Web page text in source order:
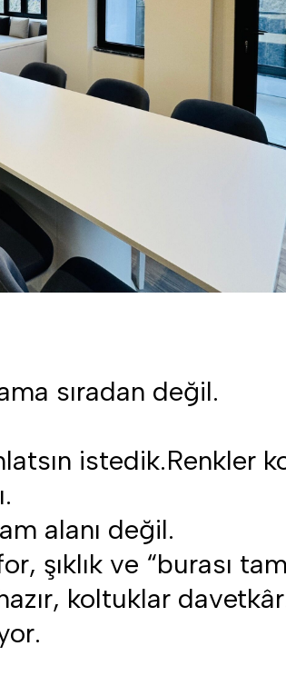
sıradan değil.
istedik.Renkler
alanı değil.
şıklık ve “burası
koltuklar